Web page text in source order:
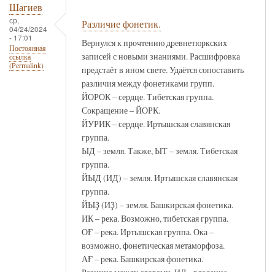
Шагиев
ср,
04/24/2024
- 17:01
Постоянная
ссылка
(Permalink)
Различие фонетик.
Вернулся к прочтению древнетюркских
записей с новыми знаниями. Расшифровка
предстаёт в ином свете. Удаётся сопоставить
различия между фонетиками групп.
ЙОРОК – сердце. Тибетская группа.
Сокращение – ЙОРК.
ЙУРИК – сердце. Иртышская славянская
группа.
ЫД – земля. Также, ЫТ – земля. Тибетская
группа.
ЙЫД (ИД) – земля. Иртышская славянская
группа.
ЙЫҘ (ИҘ) – земля. Башкирская фонетика.
ИК – река. Возможно, тибетская группа.
ОҒ – река. Иртышская группа. Ока –
возможно, фонетическая метаморфоза.
АҒ – река. Башкирская фонетика.